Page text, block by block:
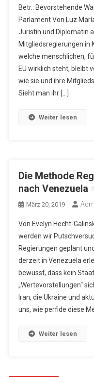
Betr.: Bevorstehende
Parlament Von Luz
Juristin und Diplomatin
Mitgliedsregierungen in
welche menschlichen,
EU wirklich steht, bleibt
wie sie und ihre
Sieht man ihr […]
Weiter lesen
Die Methode
nach Venezuela
März 20, 2019
Von Evelyn Hecht-
werden wir
Regierungen geplant
derzeit in Venezuela
bewusst, dass kein
„Wertevorstellungen“
Iran, die Ukraine und
uns, wie perfide diese
Weiter lesen